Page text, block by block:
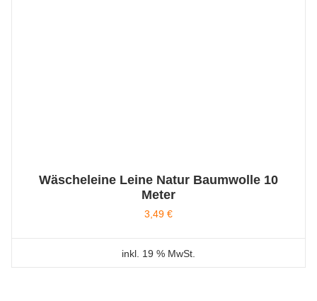
Wäscheleine Leine Natur Baumwolle 10
Meter
3,49 €
inkl. 19 % MwSt.